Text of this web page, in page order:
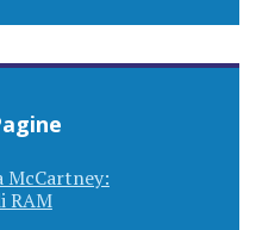
McCartney:
RAM